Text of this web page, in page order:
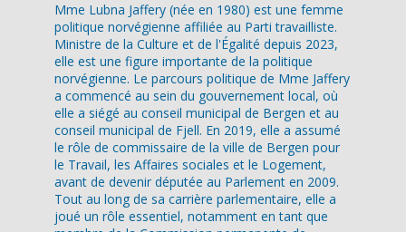
Mme Lubna Jaffery (née en 1980) est une femme
politique norvégienne affiliée au Parti travailliste.
Ministre de la Culture et de l'Égalité depuis 2023,
elle est une figure importante de la politique
norvégienne. Le parcours politique de Mme Jaffery
a commencé au sein du gouvernement local, où
elle a siégé au conseil municipal de Bergen et au
conseil municipal de Fjell. En 2019, elle a assumé
le rôle de commissaire de la ville de Bergen pour
le Travail, les Affaires sociales et le Logement,
avant de devenir députée au Parlement en 2009.
Tout au long de sa carrière parlementaire, elle a
joué un rôle essentiel, notamment en tant que